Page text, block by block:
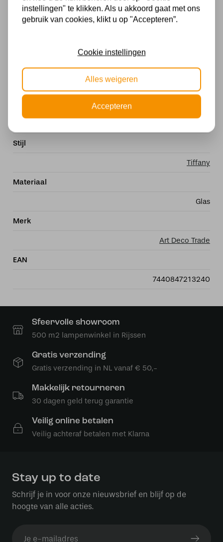
Specificaties
Met lichtbron
Kleur
Stijl
Tiffany
Materiaal
Glas
Merk
Art Deco Trade
EAN
7440847213240
Sfeervolle showroom
500 m2 lampenwinkel in Rijssen
Gratis verzending
Gratis verzending in NL vanaf € 50,-
Makkelijk retourneren
30 dagen geld terug garantie
Veilig online betalen
Veilig achteraf betalen met Klarna
Stay up to date
Schrijf je in voor onze nieuwsbrief en blijf op de
hoogte van alle acties.
instellingen" te klikken. Als u akkoord gaat met ons
gebruik van cookies, klikt u op "Accepteren”.
Cookie instellingen
Alles weigeren
Accepteren